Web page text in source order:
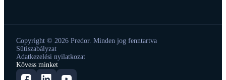
Copyright © 2026 Predor. Minden jog fenntartva
Sütiszabályzat
Adatkezelési nyilatkozat
Kövess minket